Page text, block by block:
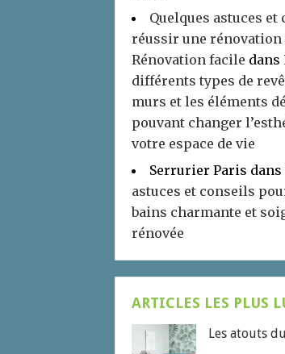
Quelques astuces
réussir une rénovation
Rénovation facile dans
différents types de
murs et les éléments
pouvant changer
votre espace de vie
Serrurier Paris dans
astuces et conseils
bains charmante et
rénovée
ARTICLES LES PLUS
Les atouts